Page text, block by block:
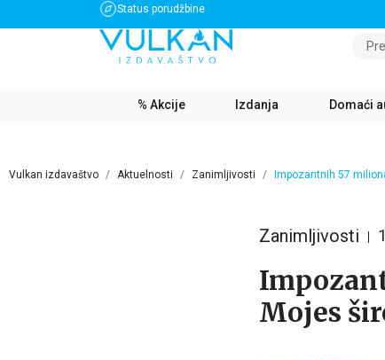
Status porudžbine
BESPLATNA DOSTAVA ZA IZNOS PREKO 3500 RSD
% Akcije Izdanja Domaći
Vulkan izdavaštvo Aktuelnosti Zanimljivosti Impozantnih 57
Zanimljivosti
Mojes